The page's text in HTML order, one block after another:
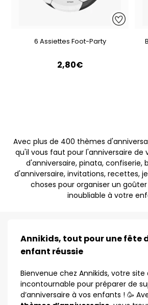
6 Assiettes Foot-Party
2,80€
Avec plus de 400 thèmes
qu'il vous faut pour l'anniversaire de
d'anniversaire, pinata, confiserie,
d'anniversaire, invitations, recettes,
choses pour organiser un
inoubliable à votre
Annikids, tout pour une fête
enfant réussie
Bienvenue chez Annikids, votre site
incontournable pour préparer de
d’anniversaire à vos enfants ! 🥳